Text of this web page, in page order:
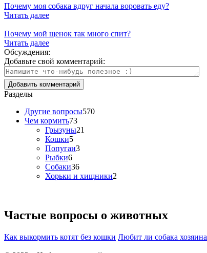
Почему моя собака вдруг начала воровать еду?
Читать далее
Почему мой щенок так много спит?
Читать далее
Обсуждения:
Добавьте свой комментарий:
Разделы
Другие вопросы570
Чем кормить73
Грызуны21
Кошки5
Попугаи3
Рыбки6
Собаки36
Хорьки и хищники2
Частые вопросы о животных
Как выкормить котят без кошки Любит ли собака